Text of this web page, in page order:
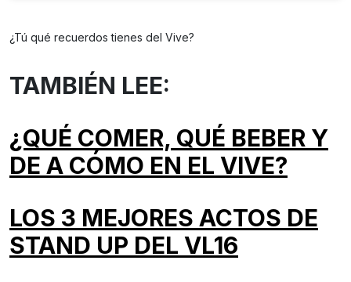
¿Tú qué recuerdos tienes del Vive?
TAMBIÉN LEE:
¿QUÉ COMER, QUÉ BEBER Y
DE A CÓMO EN EL VIVE?
LOS 3 MEJORES ACTOS DE
STAND UP DEL VL16